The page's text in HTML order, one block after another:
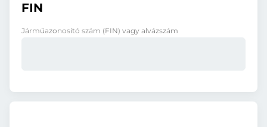
FIN
Járműazonosító szám (FIN) vagy alvázszám